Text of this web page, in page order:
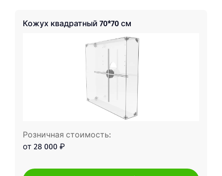
Кожух квадратный 70*70 см
Розничная стоимость:
от 28 000 ₽